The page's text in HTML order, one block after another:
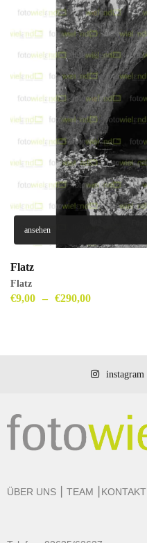
ansehen
Flatz
Flatz
€9,00 – €290,00
instagram
ÜBER UNS TEAM KONTAKT